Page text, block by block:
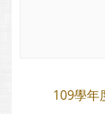
109學年